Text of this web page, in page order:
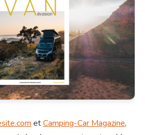
etCamping-Car Magazine,